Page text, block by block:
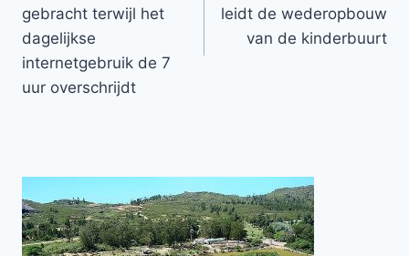
gebracht terwijl het
dagelijkse
internetgebruik de 7
uur overschrijdt
leidt de wederopbouw
van de kinderbuurt